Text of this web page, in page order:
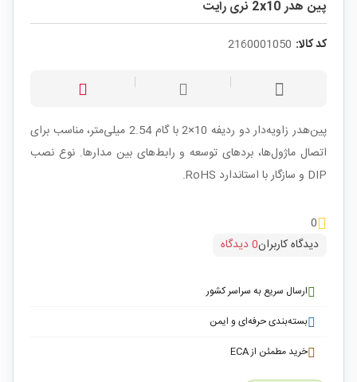
پین هدر 2x10 نری رایت
کد کالا: 2160001050
پین‌هدر زاویه‌دار دو ردیفه 10×2 با گام 2.54 میلی‌متر، مناسب برای
اتصال ماژول‌ها، بردهای توسعه و رابط‌های بین مدارها. نوع نصب
DIP و سازگار با استاندارد RoHS.
0
دیدگاه کاربران0 دیدگاه
ارسال سریع به سراسر کشور
بسته‌بندی حرفه‌ای و ایمن
خرید مطمئن از ECA